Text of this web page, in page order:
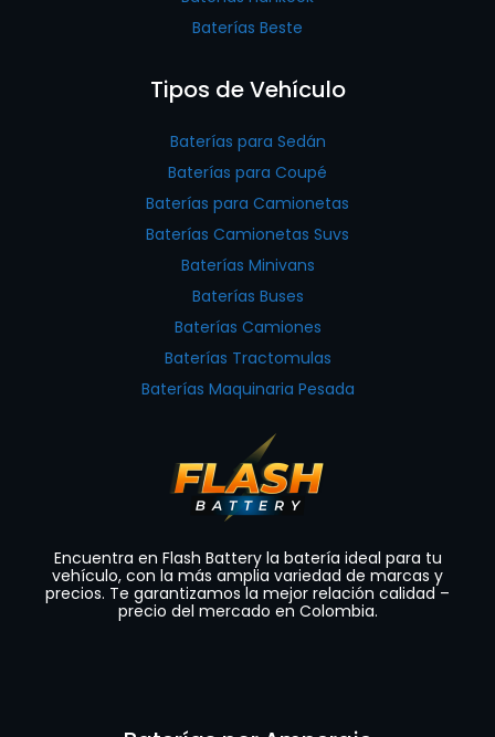
Baterías Beste
Tipos de Vehículo
Baterías para Sedán
Baterías para Coupé
Baterías para Camionetas
Baterías Camionetas Suvs
Baterías Minivans
Baterías Buses
Baterías Camiones
Baterías Tractomulas
Baterías Maquinaria Pesada
Encuentra en Flash Battery la batería ideal para tu
vehículo, con la más amplia variedad de marcas y
precios. Te garantizamos la mejor relación calidad –
precio del mercado en Colombia.